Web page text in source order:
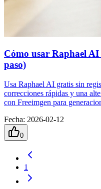
Cómo usar Raphael
paso)
Usa Raphael AI gratis sin
correcciones rápidas y una
con Freeimgen para
Fecha: 2026-02-12
0
1